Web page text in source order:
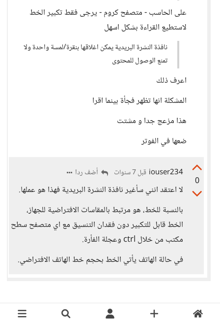
على الحاسب - متصفح كروم - يرجى فقط تكبير الخط
لاستطيع القراءة بشكل اسهل
نافذة النشرة البريدية يمكن اغلاقها بنقرة/لمسة واحدة ولا
تمنع الوصول للمحتوى
اعرف ذلك
المشكلة انها تظهر فجأة بينما اقرا
هذا مزعج جدا و مشتت
ضعها في الفوتر
0
iouser234 قبل 7 سنوات أضف ردا
لا اعتقد انني سأغير نافذة النشرة البريدية فهذا هو عملها.
بالنسبة للخط، هو مرتبط بالمقاسات الافتراضية للجهاز،
الخط قابل للتكبير دون فقدان التنسيق مع اي متصفح سطح
مكتب من خلال ctrl وعجلة الفأرة.
في حالة الهاتف يأتي الخط بحجم خط الهاتف الافتراضي.